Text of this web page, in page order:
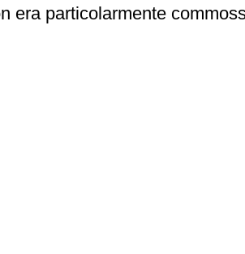
era particolarmente